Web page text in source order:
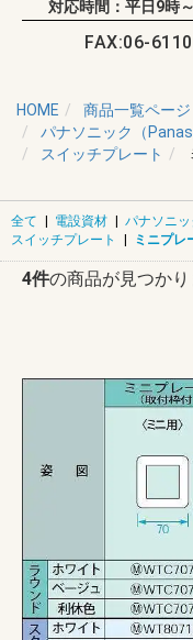
対応時間：平日9時
FAX:06-
HOME 商品一覧ページ
パナソニック（
スイッチプレート
全て | 電設資材 | パナソニッ
スイッチプレート
| ミニプレ
4件の商品が見つかり